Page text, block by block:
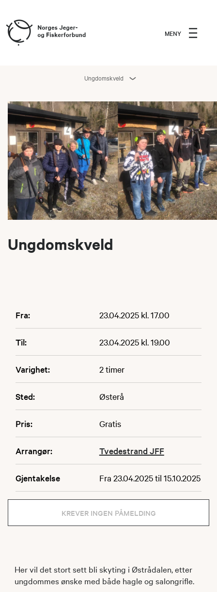
MENY
Ungdomskveld
Ungdomskveld
Fra: 23.04.2025 kl. 17.00
Til: 23.04.2025 kl. 19.00
Varighet: 2 timer
Sted: Østerå
Pris: Gratis
Arrangør: Tvedestrand JFF
Gjentakelse Fra 23.04.2025 til 15.10.2025
KREVER INGEN PÅMELDING
Her vil det stort sett bli skyting i Østrådalen, etter
ungdommes ønske med både hagle og salongrifle.